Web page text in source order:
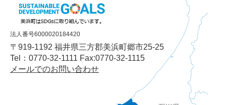
法人番号6000020184420
〒919-1192 福井県三方郡美浜町郷市25-25
Tel：0770-32-1111 Fax:0770-32-1115
メールでのお問い合わせ